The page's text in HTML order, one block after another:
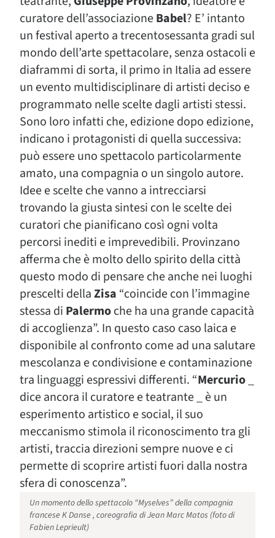
curatore dell’associazioneBabel? E’ intanto
un festival aperto a trecentosessanta gradi sul
mondo dell’arte spettacolare, senza ostacoli e
diaframmi di sorta, il primo in Italia ad essere
un evento multidisciplinare di artisti deciso e
programmato nelle scelte dagli artisti stessi.
Sono loro infatti che, edizione dopo edizione,
indicano i protagonisti di quella successiva:
può essere uno spettacolo particolarmente
amato, una compagnia o un singolo autore.
Idee e scelte che vanno a intrecciarsi
trovando la giusta sintesi con le scelte dei
curatori che pianificano così ogni volta
percorsi inediti e imprevedibili. Provinzano
afferma che è molto dello spirito della città
questo modo di pensare che anche nei luoghi
prescelti dellaZisa “coincide con l’immagine
stessa di Palermoche ha una grande capacità
di accoglienza”. In questo caso caso laica e
disponibile al confronto come ad una salutare
mescolanza e condivisione e contaminazione
tra linguaggi espressivi differenti. “Mercurio_
dice ancora il curatore e teatrante _ è un
esperimento artistico e social, il suo
meccanismo stimola il riconoscimento tra gli
artisti, traccia direzioni sempre nuove e ci
permette di scoprire artisti fuori dalla nostra
sfera di conoscenza”.
Un momento dello spettacolo “Myselves” della compagnia
francese K Danse , coreografia di Jean Marc Matos (foto di
Fabien Leprieult)